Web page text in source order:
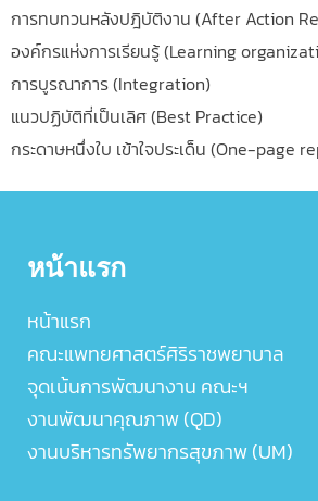
การทบทวนหลังปฎิบัติงาน (After Action
องค์กรแห่งการเรียนรู้ (Learning
การบูรณาการ (Integration)
แนวปฏิบัติที่เป็นเลิศ (Best Practice)
กระดาษหนึ่งใบ เข้าใจประเด็น (One-page
หน้าแรก
หน้าแรก
คณะแพทยศาสตร์ศิริราชพยาบาล
จุดเน้นการพัฒนางาน คณะฯ
งานพัฒนาคุณภาพ (QD)
งานบริหารทรัพยากรสุขภาพ (UM)